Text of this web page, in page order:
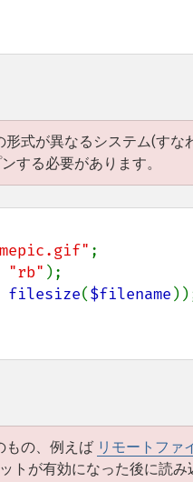
式が異なるシステム(すな
する必要があります。
"rb"
filesize($filename
もの、例えば リモートファ
トが有効になった後に読